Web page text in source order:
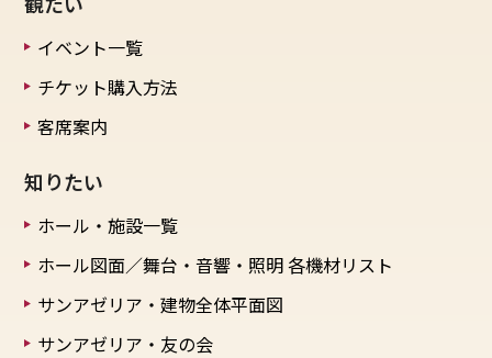
イベント一覧
チケット購入方法
客席案内
知りたい
ホール・施設一覧
ホール図面／舞台・音響・照明各機材リスト
サンアゼリア・建物全体平面図
サンアゼリア・友の会